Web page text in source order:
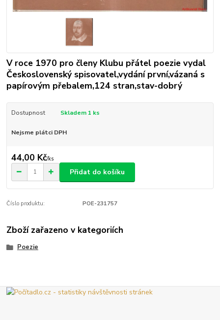
V roce 1970 pro členy Klubu přátel poezie vydal
Československý spisovatel,vydání první,vázaná s
papírovým přebalem,124 stran,stav-dobrý
Dostupnost Skladem 1 ks
Nejsme plátci DPH
44,00 Kč/ks
Přidat do košíku
Číslo produktu: POE-231757
Zboží zařazeno v kategoriích
Poezie